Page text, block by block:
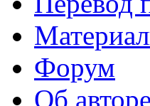
Форум
Об